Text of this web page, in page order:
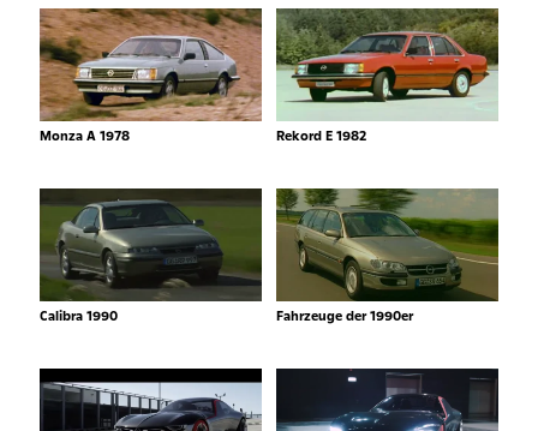
Monza A 1978 Rekord E 1982
Calibra 1990 Fahrzeuge der 1990er